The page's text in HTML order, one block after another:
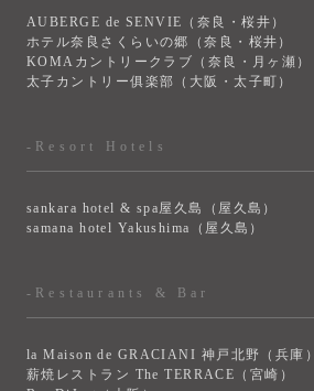
AUBERGE de SENVIE（奈良・桜井）
ホテル奈良さくらいの郷（奈良・桜井）
KOMAカントリークラブ（奈良・月ヶ瀬）
太子カントリー俱楽部（大阪・太子町）
-Resort Hotels
sankara hotel & spa屋久島（屋久島）
samana hotel Yakushima（屋久島）
-Restaurants & Bar
la Maison de GRACIANI 神戸北野（兵庫）
薪焼レストラン The TERRACE（宮崎）